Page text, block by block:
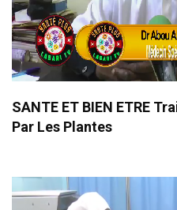
SANTE ET BIEN ETRE
Par Les Plantes